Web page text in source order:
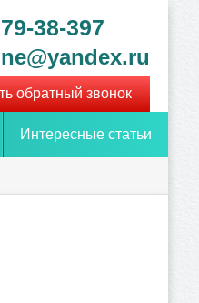
38-397
обратный звонок
Интересные статьи